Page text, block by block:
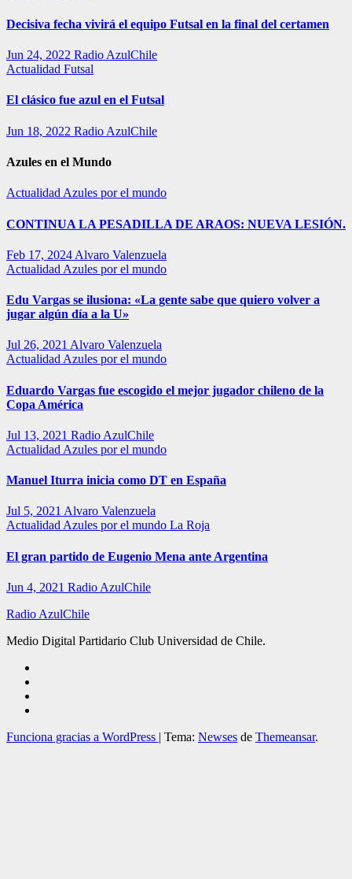
Decisiva fecha vivirá el equipo Futsal en la final del certamen
Jun 24, 2022 Radio AzulChile
Actualidad Futsal
El clásico fue azul en el Futsal
Jun 18, 2022 Radio AzulChile
Azules en el Mundo
Actualidad Azules por el mundo
CONTINUA LA PESADILLA DE ARAOS: NUEVA LESIÓN.
Feb 17, 2024 Alvaro Valenzuela
Actualidad Azules por el mundo
Edu Vargas se ilusiona: «La gente sabe que quiero volver a
jugar algún día a la U»
Jul 26, 2021 Alvaro Valenzuela
Actualidad Azules por el mundo
Eduardo Vargas fue escogido el mejor jugador chileno de la
Copa América
Jul 13, 2021 Radio AzulChile
Actualidad Azules por el mundo
Manuel Iturra inicia como DT en España
Jul 5, 2021 Alvaro Valenzuela
Actualidad Azules por el mundo La Roja
El gran partido de Eugenio Mena ante Argentina
Jun 4, 2021 Radio AzulChile
Radio AzulChile
Medio Digital Partidario Club Universidad de Chile.
Funciona gracias a WordPress | Tema: Newses de Themeansar.